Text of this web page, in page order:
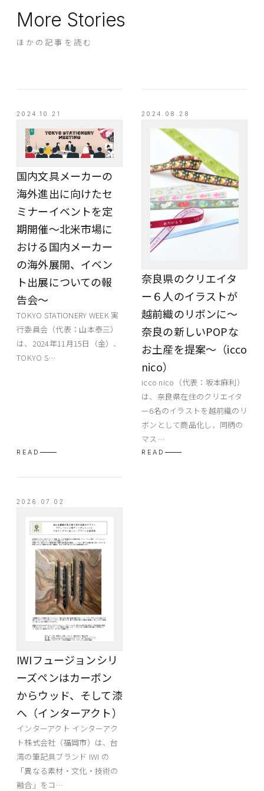
EVENT
PRESS
BOOSTER
ABOUT
CONTACT
More Stories
ほかの記事を読む
2024.10.21
国内文具メーカーの
海外進出に向けたセ
ミナーイベントを定
期開催～北米市場に
おける国内メーカー
の海外展開、イベン
ト出展についての報
告会～
TOKYO STATIONERY WEEK 実
行委員会（代表：山本泰三）
は、2024年11月15日（金）、
TOKYO S…
READ
2024.08.28
奈良県のクリエイタ
ー６人のイラストが
越前織のリボンに～
奈良の新しいPOPな
お土産を提案～（icco
nico）
icco nico（代表：坂本麻利）
は、奈良県在住のクリエイタ
ー6名のイラストを越前織のリ
ボンとして商品化し、同柄の
マス…
READ
2026.07.02
IWIフュージョンシリ
ーズペンはカーボン
からウッド、そして漆
へ（インターアクト）
インターアクト インターアク
ト株式会社（福岡市）は、台
湾の筆記具ブランド IWI の
「異なる素材・文化・技術の
融合」をコ…